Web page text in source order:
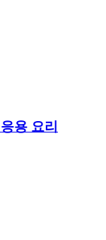
용 요리